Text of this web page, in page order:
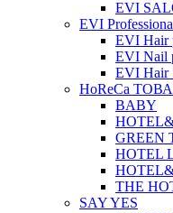
EVI
EVI
EVI Hair
EVI Nail
EVI Hair
HoReCa
BABY
GREEN
HOTEL
THE
SAY YES